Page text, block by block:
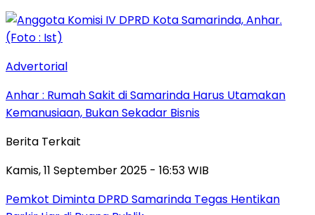
Advertorial
Anhar : Rumah Sakit di Samarinda Harus Utamakan
Kemanusiaan, Bukan Sekadar Bisnis
Berita Terkait
Kamis, 11 September 2025 - 16:53 WIB
Pemkot Diminta DPRD Samarinda Tegas Hentikan